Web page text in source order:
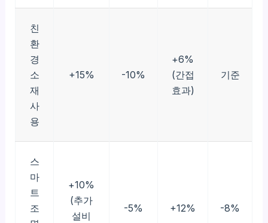
친
환
경
소
재
사
용
+15% -10%
+6%
(간접
효과)
기준
스
마
트
조
+10%
(추가
설비
-5% +12% -8%